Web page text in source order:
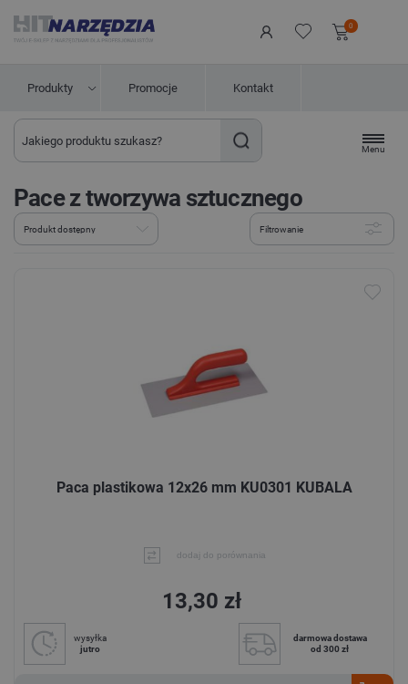
0
Produkty Promocje Kontakt
Menu
Pace z tworzywa sztucznego
Filtrowanie
Paca plastikowa 12x26 mm KU0301 KUBALA
dodaj do porównania
13,30 zł
wysyłka
jutro
darmowa dostawa
od 300 zł